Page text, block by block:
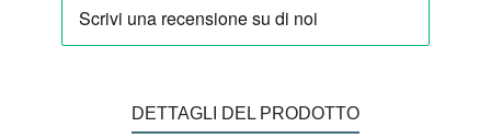
DETTAGLI DEL PRODOTTO